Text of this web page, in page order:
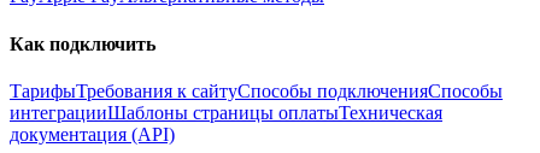
Как подключить
ТарифыТребования к сайтуСпособы подключенияСпособы
интеграцииШаблоны страницы оплатыТехническая
документация (API)